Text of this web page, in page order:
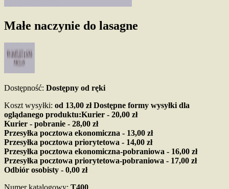
Małe naczynie do lasagne
Dostępność: Dostępny od ręki
Koszt wysyłki: od 13,00 złDostępne formy wysyłki dla
oglądanego produktu:Kurier - 20,00 zł
Kurier - pobranie - 28,00 zł
Przesyłka pocztowa ekonomiczna - 13,00 zł
Przesyłka pocztowa priorytetowa - 14,00 zł
Przesyłka pocztowa ekonomiczna-pobraniowa - 16,00 zł
Przesyłka pocztowa priorytetowa-pobraniowa - 17,00 zł
Odbiór osobisty - 0,00 zł